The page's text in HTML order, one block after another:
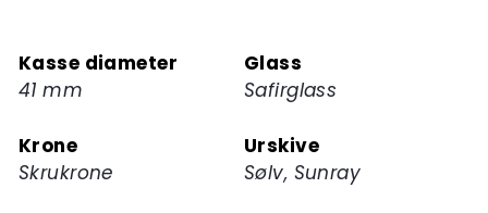
Kasse diameter
41 mm
Glass
Safirglass
Krone
Skrukrone
Urskive
Sølv, Sunray